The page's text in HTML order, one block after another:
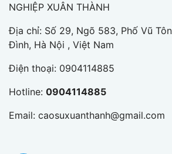
NGHIỆP XUÂN THÀNH
Địa chỉ: Số 29, Ngõ 583, Phố Vũ
Đình, Hà Nội , Việt Nam
Điện thoại: 0904114885
Hotline: 0904114885
Email: caosuxuanthanh@gmail.com